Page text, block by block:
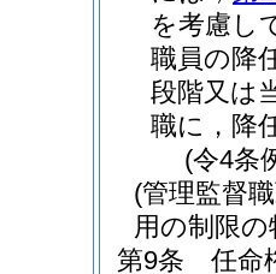
を考慮し
職員の降
段階又は
職に，降
(令4条
(管理監督
用の制限の
第9条
任命